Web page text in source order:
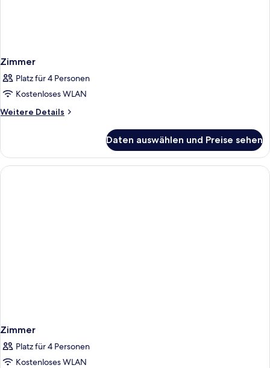
Zimmer
Platz für 4 Personen
Kostenloses WLAN
Weitere Details
Weitere
Daten auswählen und Preise sehen
Zimmer
Platz für 4 Personen
Kostenloses WLAN